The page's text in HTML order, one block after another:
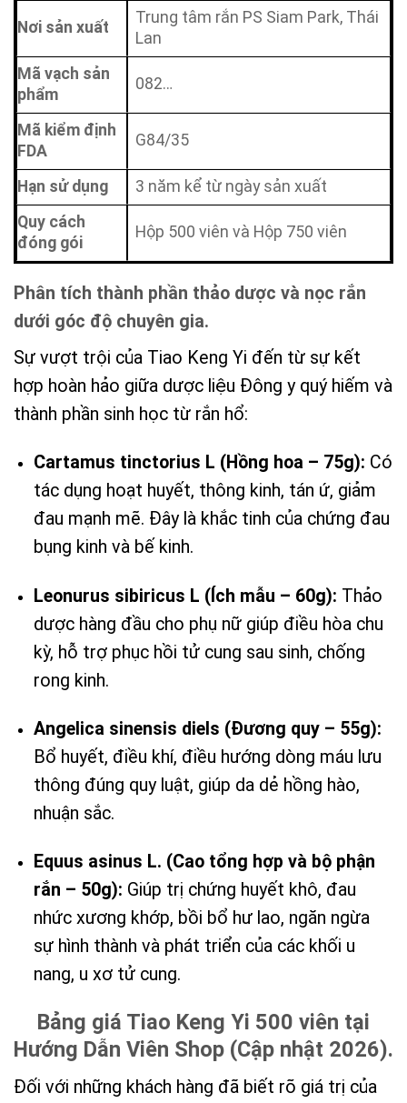
Nơi sản xuất
Trung tâm rắn PS Siam Park, Thái
Lan
Mã vạch sản
phẩm
082…
Mã kiểm định
FDA
G84/35
Hạn sử dụng
3 năm kể từ ngày sản xuất
Quy cách
đóng gói
Hộp 500 viên và Hộp 750 viên
Phân tích thành phần thảo dược và nọc rắn
dưới góc độ chuyên gia.
Sự vượt trội của Tiao Keng Yi đến từ sự kết
hợp hoàn hảo giữa dược liệu Đông y quý hiếm và
thành phần sinh học từ rắn hổ:
Cartamus tinctorius L (Hồng hoa – 75g): Có
tác dụng hoạt huyết, thông kinh, tán ứ, giảm
đau mạnh mẽ. Đây là khắc tinh của chứng đau
bụng kinh và bế kinh.
Leonurus sibiricus L (Ích mẫu – 60g): Thảo
dược hàng đầu cho phụ nữ giúp điều hòa chu
kỳ, hỗ trợ phục hồi tử cung sau sinh, chống
rong kinh.
Angelica sinensis diels (Đương quy – 55g):
Bổ huyết, điều khí, điều hướng dòng máu lưu
thông đúng quy luật, giúp da dẻ hồng hào,
nhuận sắc.
Equus asinus L. (Cao tổng hợp và bộ phận
rắn – 50g): Giúp trị chứng huyết khô, đau
nhức xương khớp, bồi bổ hư lao, ngăn ngừa
sự hình thành và phát triển của các khối u
nang, u xơ tử cung.
Bảng giá Tiao Keng Yi 500 viên tại
Hướng Dẫn Viên Shop (Cập nhật 2026).
Đối với những khách hàng đã biết rõ giá trị của